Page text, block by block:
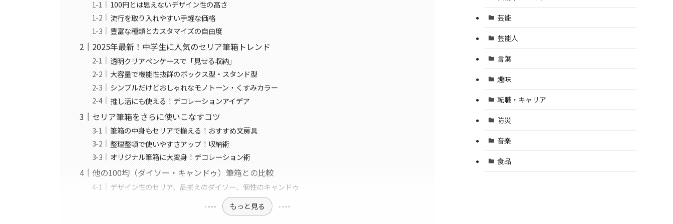
100円とは思えないデザイン性の高さ
流行を取り入れやすい手軽な価格
豊富な種類とカスタマイズの自由度
2025年最新！中学生に人気のセリア筆箱トレンド
透明クリアペンケースで「見せる収納」
大容量で機能性抜群のボックス型・スタンド型
シンプルだけどおしゃれなモノトーン・くすみカラー
推し活にも使える！デコレーションアイデア
セリア筆箱をさらに使いこなすコツ
筆箱の中身もセリアで揃える！おすすめ文房具
整理整頓で使いやすさアップ！収納術
オリジナル筆箱に大変身！デコレーション術
他の100均（ダイソー・キャンドゥ）筆箱との比較
デザイン性のセリア、品揃えのダイソー、個性のキャンドゥ
もっと見る
芸能
芸能人
言葉
趣味
転職・キャリア
防災
音楽
食品